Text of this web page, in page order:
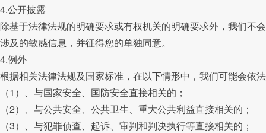
4.公开披露
除基于法律法规的明确要求或有权机关的明确要求外，我们不
涉及的敏感信息，并征得您的单独同意。
4.例外
根据相关法律法规及国家标准，在以下情形中，我们可能会依
（1）、与国家安全、国防安全直接相关的；
（2）、与公共安全、公共卫生、重大公共利益直接相关的；
（3）、与犯罪侦查、起诉、审判和判决执行等直接相关的；